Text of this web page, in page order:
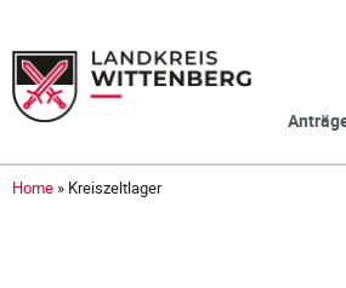
Home » Kreiszeltlager